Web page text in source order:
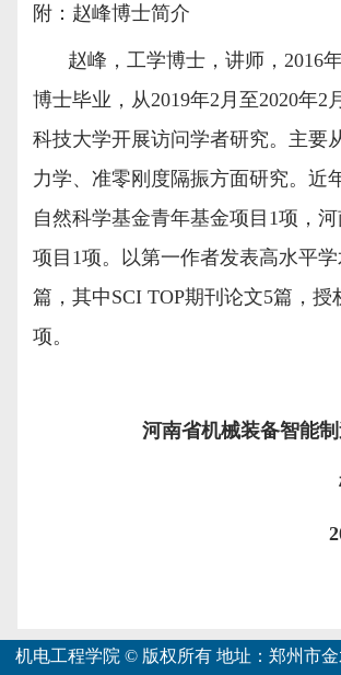
附：赵峰博士简介
赵峰，工学博士，讲师， 2016
博士毕业，从2019年2 月至2020年2
科技大学开展访问学者研究。主要
力学、准零刚度隔振方面研究。近
自然科学基金青年基金项目 1项，
项目 1项。以第一作者发表高水平
篇，其中SCI TOP期刊论文5篇，授
项。
河南省机械装备智能
机电工程学院 © 版权所有 地址：郑州市